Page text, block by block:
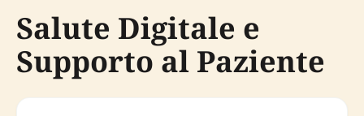
Salute Digitale e
Supporto al Paziente